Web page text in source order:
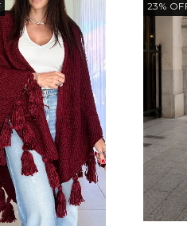
23%